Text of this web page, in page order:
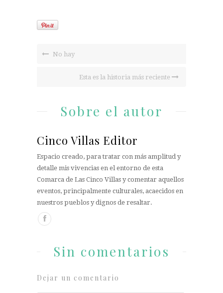
No hay
Esta es la historia más reciente
Sobre el autor
Cinco Villas Editor
Espacio creado, para tratar con más amplitud y
detalle mis vivencias en el entorno de esta
Comarca de Las Cinco Villas y comentar aquellos
eventos, principalmente culturales, acaecidos en
nuestros pueblos y dignos de resaltar.
Sin comentarios
Dejar un comentario